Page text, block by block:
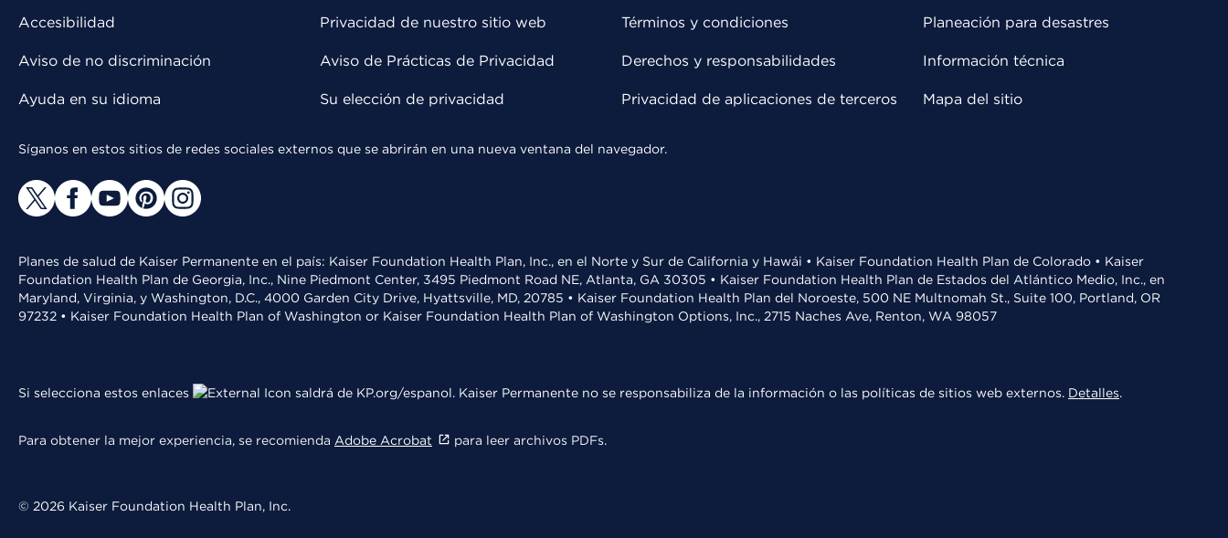
Accesibilidad
Aviso de no discriminación
Ayuda en su idioma
Privacidad de nuestro sitio web
Aviso de Prácticas de Privacidad
Su elección de privacidad
Términos y condiciones
Derechos y responsabilidades
Privacidad de aplicaciones de terceros
Planeación para desastres
Información técnica
Mapa del sitio
Síganos en estos sitios de redes sociales externos que se abrirán en una nueva ventana del navegador.
Planes de salud de Kaiser Permanente en el país: Kaiser Foundation Health Plan, Inc., en el Norte y Sur de California y Hawái • Kaiser Foundation Health Plan de Colorado • Kaiser
Foundation Health Plan de Georgia, Inc., Nine Piedmont Center, 3495 Piedmont Road NE, Atlanta, GA 30305 • Kaiser Foundation Health Plan de Estados del Atlántico Medio, Inc., en
Maryland, Virginia, y Washington, D.C., 4000 Garden City Drive, Hyattsville, MD, 20785 • Kaiser Foundation Health Plan del Noroeste, 500 NE Multnomah St., Suite 100, Portland, OR
97232 • Kaiser Foundation Health Plan of Washington or Kaiser Foundation Health Plan of Washington Options, Inc., 2715 Naches Ave, Renton, WA 98057
Si selecciona estos enlaces saldrá de KP.org/espanol. Kaiser Permanente no se responsabiliza de la información o las políticas de sitios web externos. Detalles.
Para obtener la mejor experiencia, se recomienda Adobe Acrobat para leer archivos PDFs.
© 2026 Kaiser Foundation Health Plan, Inc.